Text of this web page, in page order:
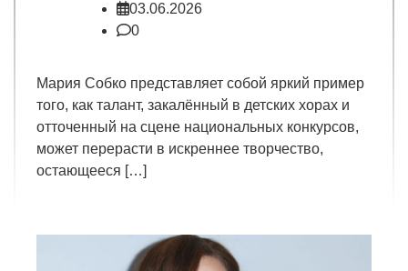
03.06.2026
0
Мария Собко представляет собой яркий пример
того, как талант, закалённый в детских хорах и
отточенный на сцене национальных конкурсов,
может перерасти в искреннее творчество,
остающееся […]